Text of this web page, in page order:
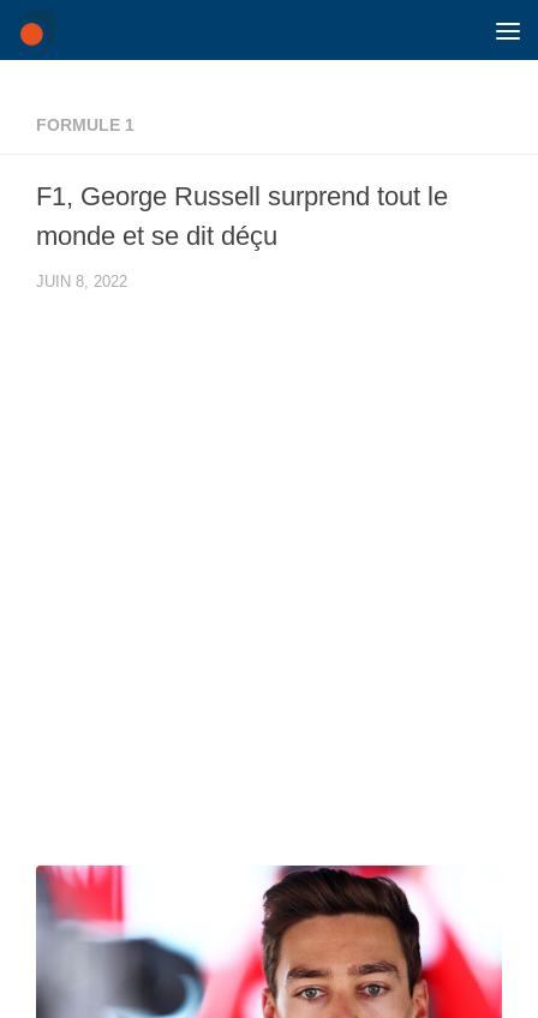
Skip to content
FORMULE 1
F1, George Russell surprend tout le
monde et se dit déçu
JUIN 8, 2022